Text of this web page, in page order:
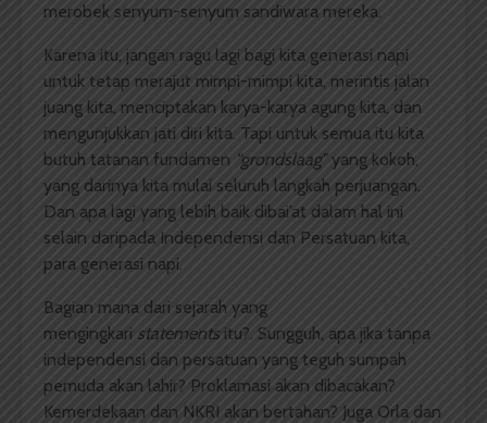
merobek senyum-senyum sandiwara mereka.
Karena itu, jangan ragu lagi bagi kita generasi napi
untuk tetap merajut mimpi-mimpi kita, merintis jalan
juang kita, menciptakan karya-karya agung kita, dan
mengunjukkan jati diri kita. Tapi untuk semua itu kita
butuh tatanan fundamen “grondslaag” yang kokoh,
yang darinya kita mulai seluruh langkah perjuangan.
Dan apa lagi yang lebih baik dibai’at dalam hal ini
selain daripada Independensi dan Persatuan kita,
para generasi napi.
Bagian mana dari sejarah yang
mengingkari statements itu?. Sungguh, apa jika tanpa
independensi dan persatuan yang teguh sumpah
pemuda akan lahir? Proklamasi akan dibacakan?
Kemerdekaan dan NKRI akan bertahan? Juga Orla dan